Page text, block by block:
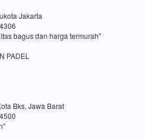
Jakarta
bagus dan harga termurah"
PADEL
Bks, Jawa Barat